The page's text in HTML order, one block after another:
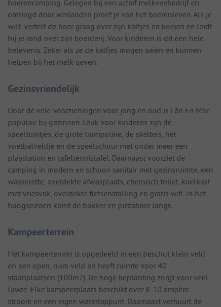
boerencamping. Gelegen bij een actief melkveebedrijf en
omringd door weilanden proef je van het boerenleven. Als je
wilt, vertelt de boer graag over zijn kalfjes en koeien en leidt
hij je rond over zijn boerderij. Voor kinderen is dit een hele
belevenis. Zeker als ze de kalfjes mogen aaien en kunnen
helpen bij het melk geven.
Gezinsvriendelijk
Door de vele voorzieningen voor jong en oud is Lân En Mar
populair bij gezinnen. Leuk voor kinderen zijn de
speeltuintjes, de grote trampoline, de skelters, het
voetbalveldje en de speelschuur met onder meer een
playstation en tafeltennistafel. Daarnaast voorziet de
camping in modern en schoon sanitair met gezinsruimte, een
wasserette, overdekte afwasplaats, chemisch toilet, koelkast
met vriesvak, overdekte fietsenstalling en gratis wifi. In het
hoogseizoen komt de bakker en pizzaboer langs.
Kampeerterrein
Het kampeerterrein is opgedeeld in een beschut klein veld
en een open, ruim veld en heeft ruimte voor 40
staanplaatsen (100m2). De hoge beplanting zorgt voor veel
luwte. Elke kampeerplaats beschikt over 8-10 ampère
stroom en een eigen watertappunt. Daarnaast verhuurt de